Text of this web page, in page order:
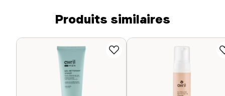
Produits similaires